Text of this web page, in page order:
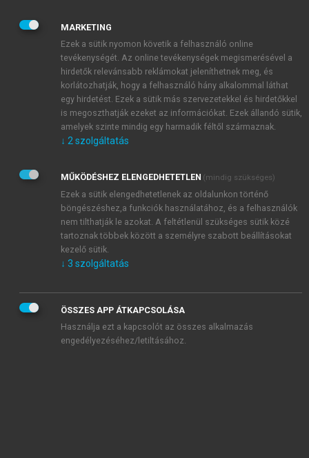
JELSZÓ
JELSZÓ ÚJRA
Kérek értesítést a MeRSZ újdonságairól, akcióiról.
Kérek értesítést az Akadémiai Kiadó Zrt. újdonságairól,
Adatkezelési tájékoztatóbanfoglaltakat tudomásul
veszem és elfogadom.
Általános vásárlási feltételeket, valamint a szotar.netés a
mersz.huoldalak licencszerződéseiben foglaltakat
tudomásul veszem és elfogadom.
KIPRÓBÁLOM
MARKETING
Ezek a sütik nyomon követik a felhasználó online
tevékenységét. Az online tevékenységek megismerésével a
hirdetők relevánsabb reklámokat jeleníthetnek meg, és
korlátozhatják, hogy a felhasználó hány alkalommal láthat
egy hirdetést. Ezek a sütik más szervezetekkel és hirdetőkkel
is megoszthatják ezeket az információkat. Ezek állandó sütik,
amelyek szinte mindig egy harmadik féltől származnak.
↓ 2 szolgáltatás
MŰKÖDÉSHEZ ELENGEDHETETLEN (mindig szükséges)
Ezek a sütik elengedhetetlenek az oldalunkon történő
böngészéshez,a funkciók használatához, és a felhasználók
nem tilthatják le azokat. A feltétlenül szükséges sütik közé
tartoznak többek között a személyre szabott beállításokat
kezelő sütik.
↓ 3 szolgáltatás
ÖSSZES APP ÁTKAPCSOLÁSA
Használja ezt a kapcsolót az összes alkalmazás
engedélyezéséhez/letiltásához.